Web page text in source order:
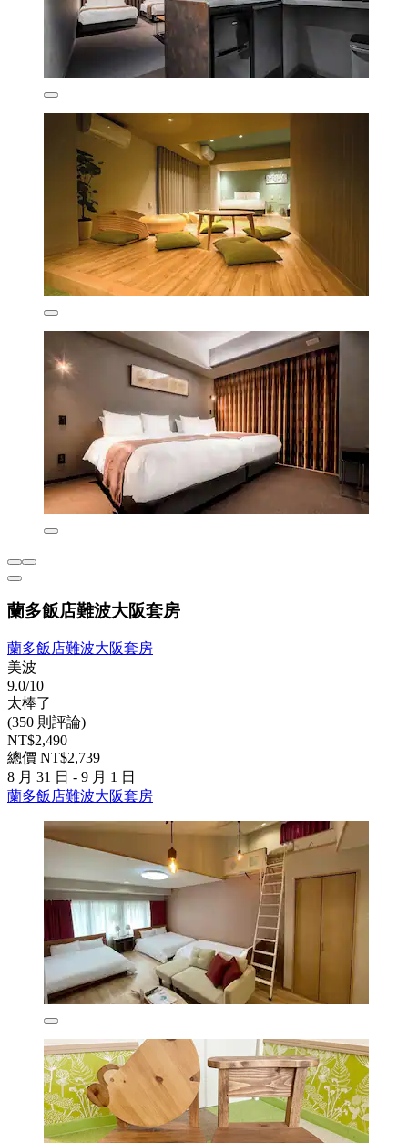
蘭多飯店難波大阪套房
蘭多飯店難波大阪套房
美波
9.0/10
太棒了
(350 則評論)
NT$2,490
總價 NT$2,739
8 月 31 日 - 9 月 1 日
蘭多飯店難波大阪套房